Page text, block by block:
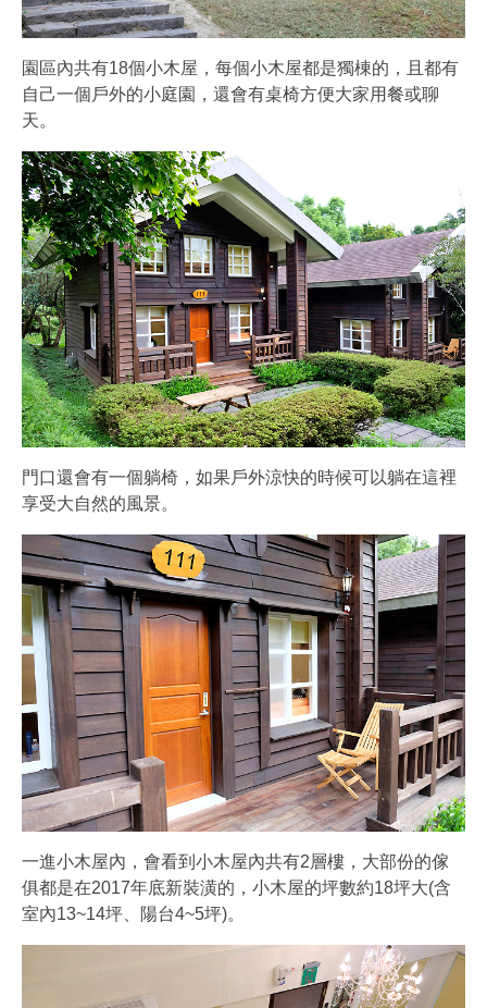
園區內共有18個小木屋，每個小木屋都是獨棟的，且都有
自己一個戶外的小庭園，還會有桌椅方便大家用餐或聊
天。
門口還會有一個躺椅，如果戶外涼快的時候可以躺在這裡
享受大自然的風景。
一進小木屋內，會看到小木屋內共有2層樓，大部份的傢
俱都是在2017年底新裝潢的，小木屋的坪數約18坪大(含
室內13~14坪、陽台4~5坪)。